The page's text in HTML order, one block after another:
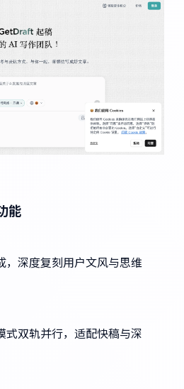
能
，深度复刻用户文风与思维
式双轨并行，适配快稿与深